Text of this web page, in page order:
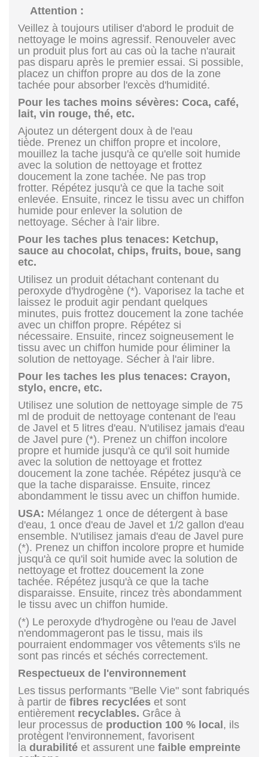
Attention :
Veillez à toujours utiliser d'abord le produit de
nettoyage le moins agressif. Renouveler avec
un produit plus fort au cas où la tache n'aurait
pas disparu après le premier essai. Si possible,
placez un chiffon propre au dos de la zone
tachée pour absorber l'excès d'humidité.
Pour les taches moins sévères: Coca, café,
lait, vin rouge, thé, etc.
Ajoutez un détergent doux à de l'eau
tiède. Prenez un chiffon propre et incolore,
mouillez la tache jusqu'à ce qu'elle soit humide
avec la solution de nettoyage et frottez
doucement la zone tachée. Ne pas trop
frotter. Répétez jusqu'à ce que la tache soit
enlevée. Ensuite, rincez le tissu avec un chiffon
humide pour enlever la solution de
nettoyage. Sécher à l'air libre.
Pour les taches plus tenaces: Ketchup,
sauce au chocolat, chips, fruits, boue, sang
etc.
Utilisez un produit détachant contenant du
peroxyde d'hydrogène (*). Vaporisez la tache et
laissez le produit agir pendant quelques
minutes, puis frottez doucement la zone tachée
avec un chiffon propre. Répétez si
nécessaire. Ensuite, rincez soigneusement le
tissu avec un chiffon humide pour éliminer la
solution de nettoyage. Sécher à l'air libre.
Pour les taches les plus tenaces: Crayon,
stylo, encre, etc.
Utilisez une solution de nettoyage simple de 75
ml de produit de nettoyage contenant de l'eau
de Javel et 5 litres d'eau. N'utilisez jamais d'eau
de Javel pure (*). Prenez un chiffon incolore
propre et humide jusqu'à ce qu'il soit humide
avec la solution de nettoyage et frottez
doucement la zone tachée. Répétez jusqu'à ce
que la tache disparaisse. Ensuite, rincez
abondamment le tissu avec un chiffon humide.
USA: Mélangez 1 once de détergent à base
d'eau, 1 once d'eau de Javel et 1/2 gallon d'eau
ensemble. N'utilisez jamais d'eau de Javel pure
(*). Prenez un chiffon incolore propre et humide
jusqu'à ce qu'il soit humide avec la solution de
nettoyage et frottez doucement la zone
tachée. Répétez jusqu'à ce que la tache
disparaisse. Ensuite, rincez très abondamment
le tissu avec un chiffon humide.
(*) Le peroxyde d'hydrogène ou l'eau de Javel
n'endommageront pas le tissu, mais ils
pourraient endommager vos vêtements s'ils ne
sont pas rincés et séchés correctement.
Respectueux de l'environnement
Les tissus performants "Belle Vie" sont fabriqués
à partir de fibres recyclées et sont
entièrement recyclables. Grâce à
leur processus de production 100 % local, ils
protègent l'environnement, favorisent
la durabilité et assurent une faible empreinte